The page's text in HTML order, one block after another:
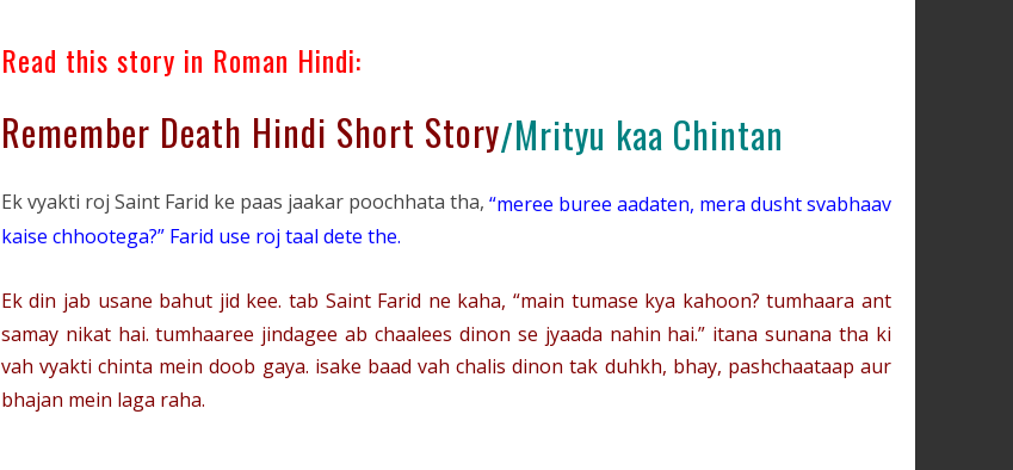
Read this story in Roman Hindi:
Remember Death Hindi Short Story/Mrityu kaa Chintan
Ek vyakti roj Saint Farid ke paas jaakar poochhata tha, “meree buree aadaten, mera dusht svabhaav
kaise chhootega?” Farid use roj taal dete the.
Ek din jab usane bahut jid kee. tab Saint Farid ne kaha, “main tumase kya kahoon? tumhaara ant
samay nikat hai. tumhaaree jindagee ab chaalees dinon se jyaada nahin hai.” itana sunana tha ki
vah vyakti chinta mein doob gaya. isake baad vah chalis dinon tak duhkh, bhay, pashchaataap aur
bhajan mein laga raha.